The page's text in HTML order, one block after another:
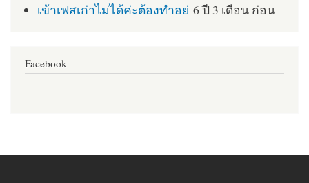
เข้าเฟสเก่าไม่ได้ค่ะต้องทำอย่ 6 ปี 3 เดือน ก่อน
Facebook